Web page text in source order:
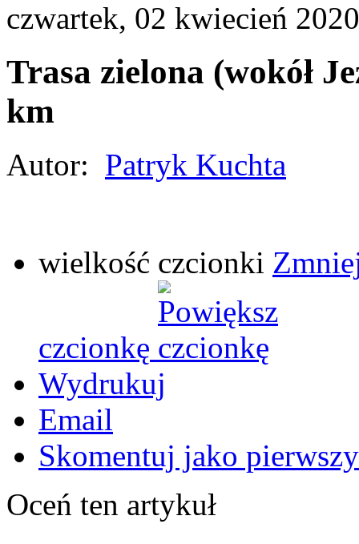
czwartek, 02 kwiecień
Trasa zielona (wokół
km
Autor: Patryk Kuchta
wielkość czcionki
czcionkę
Wydrukuj
Email
Skomentuj jako
Oceń ten artykuł